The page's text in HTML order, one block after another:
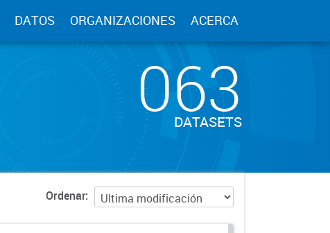
DATOS ORGANIZACIONES ACERCA
063
DATASETS
Ordenar